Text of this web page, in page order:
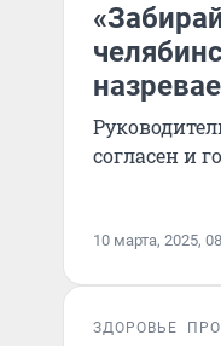
согласен и
10 марта, 2025,
ЗДОРОВЬЕ